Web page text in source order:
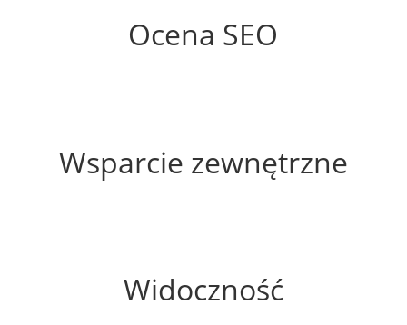
Ocena SEO
Wsparcie zewnętrzne
Widoczność